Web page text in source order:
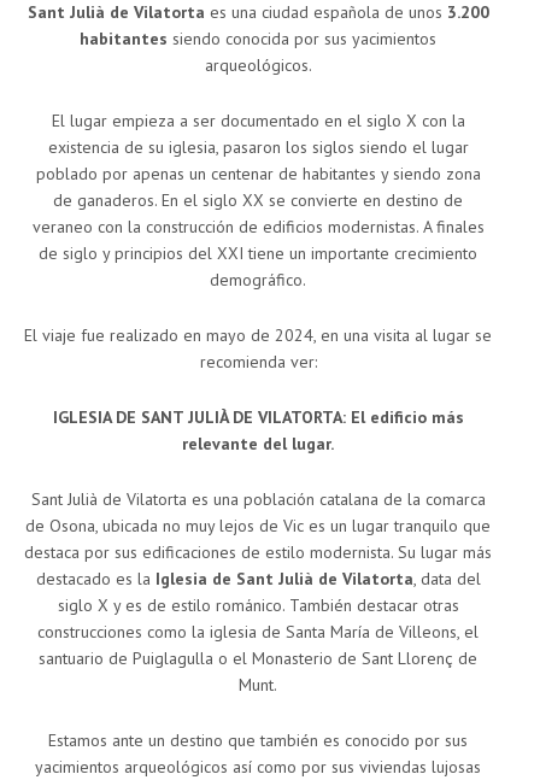
Sant Julià de Vilatorta es una ciudad española de unos 3.200
habitantes siendo conocida por sus yacimientos
arqueológicos.
El lugar empieza a ser documentado en el siglo X con la
existencia de su iglesia, pasaron los siglos siendo el lugar
poblado por apenas un centenar de habitantes y siendo zona
de ganaderos. En el siglo XX se convierte en destino de
veraneo con la construcción de edificios modernistas. A finales
de siglo y principios del XXI tiene un importante crecimiento
demográfico.
El viaje fue realizado en mayo de 2024, en una visita al lugar se
recomienda ver:
IGLESIA DE SANT JULIÀ DE VILATORTA: El edificio más
relevante del lugar.
Sant Julià de Vilatorta es una población catalana de la comarca
de Osona, ubicada no muy lejos de Vic es un lugar tranquilo que
destaca por sus edificaciones de estilo modernista. Su lugar más
destacado es la Iglesia de Sant Julià de Vilatorta, data del
siglo X y es de estilo románico. También destacar otras
construcciones como la iglesia de Santa María de Villeons, el
santuario de Puiglagulla o el Monasterio de Sant Llorenç de
Munt.
Estamos ante un destino que también es conocido por sus
yacimientos arqueológicos así como por sus viviendas lujosas